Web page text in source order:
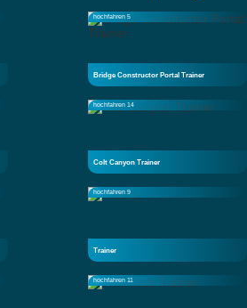
hochfahren 5
Bridge Constructor Portal Trainer
hochfahren 14
Colt Canyon Trainer
hochfahren 9
Trainer
hochfahren 11